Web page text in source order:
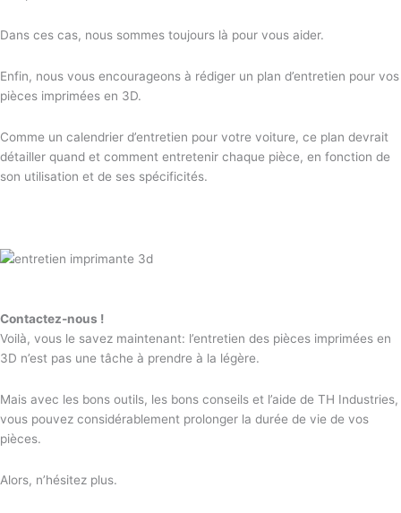
Dans ces cas, nous sommes toujours là pour vous aider.
Enfin, nous vous encourageons à rédiger un plan d’entretien pour vos
pièces imprimées en 3D.
Comme un calendrier d’entretien pour votre voiture, ce plan devrait
détailler quand et comment entretenir chaque pièce, en fonction de
son utilisation et de ses spécificités.
Contactez-nous !
Voilà, vous le savez maintenant: l’entretien des pièces imprimées en
3D n’est pas une tâche à prendre à la légère.
Mais avec les bons outils, les bons conseils et l’aide de TH Industries,
vous pouvez considérablement prolonger la durée de vie de vos
pièces.
Alors, n’hésitez plus.